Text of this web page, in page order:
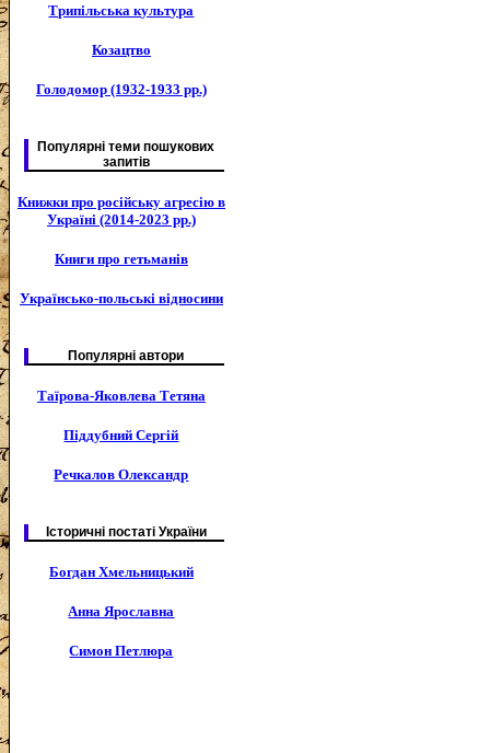
Трипільська культура
Козацтво
Голодомор (1932-1933 рр.)
Популярні теми пошукових
запитів
Книжки про російську агресію в
Україні (2014-2023 рр.)
Книги про гетьманів
Українсько-польські відносини
Популярні автори
Таїрова-Яковлева Тетяна
Піддубний Сергій
Речкалов Олександр
Історичні постаті України
Богдан Хмельницький
Анна Ярославна
Симон Петлюра